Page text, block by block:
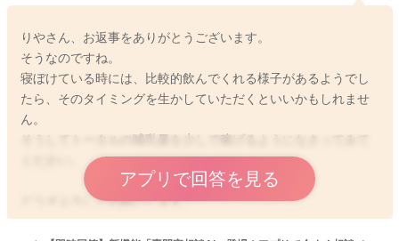
りやさん、お返事をありがとうございます。
そうなのですね。
寝ぼけている時には、比較的飲んでくれる様子があるようでし
たら、そのタイミングを生かしていただくといいかもしれませ
ん。
そうしてトータルの哺乳量を少しで稼げるようになさってみて
どうぞよろしくお願いします。
アプリで回答を見る